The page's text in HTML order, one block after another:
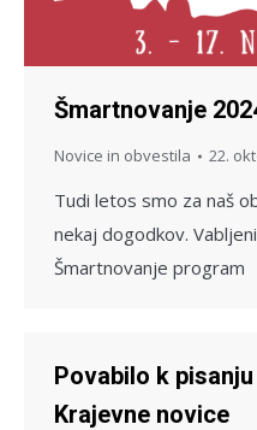
Šmartnovanje
Novice in obvestila 22.
Tudi letos smo za naš
nekaj dogodkov.
Šmartnovanje program
Povabilo k
Krajevne novice